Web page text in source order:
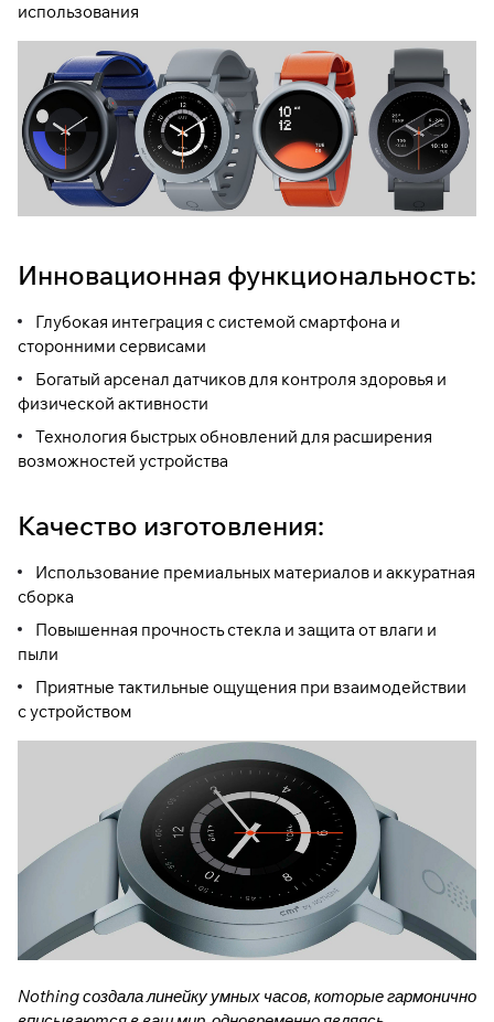
использования
Инновационная функциональность:
Глубокая интеграция с системой смартфона и
сторонними сервисами
Богатый арсенал датчиков для контроля здоровья и
физической активности
Технология быстрых обновлений для расширения
возможностей устройства
Качество изготовления:
Использование премиальных материалов и аккуратная
сборка
Повышенная прочность стекла и защита от влаги и
пыли
Приятные тактильные ощущения при взаимодействии
с устройством
Nothing создала линейку умных часов, которые гармонично